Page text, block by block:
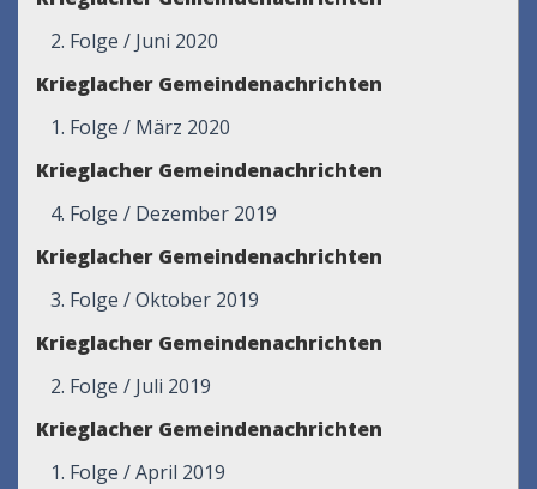
2. Folge / Juni 2020
Krieglacher Gemeindenachrichten
1. Folge / März 2020
Krieglacher Gemeindenachrichten
4. Folge / Dezember 2019
Krieglacher Gemeindenachrichten
3. Folge / Oktober 2019
Krieglacher Gemeindenachrichten
2. Folge / Juli 2019
Krieglacher Gemeindenachrichten
1. Folge / April 2019